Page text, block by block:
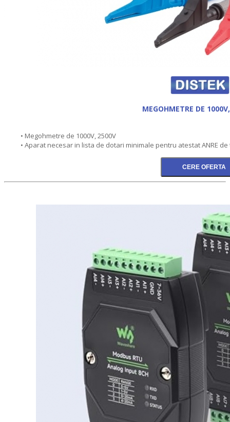
MEGOHMETRE DE
• Megohmetre de 1000V, 2500V
• Aparat necesar in lista de dotari minimale pentru atestat ANRE de